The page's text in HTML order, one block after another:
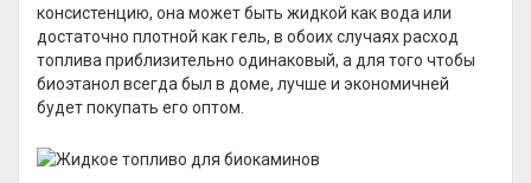
консистенцию, она может быть жидкой как вода или
достаточно плотной как гель, в обоих случаях расход
топлива приблизительно одинаковый, а для того чтобы
биоэтанол всегда был в доме, лучше и экономичней
будет покупать его оптом.